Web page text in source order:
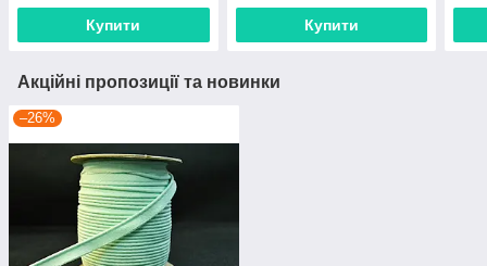
Купити Купити
Акційні пропозиції та новинки
–26%